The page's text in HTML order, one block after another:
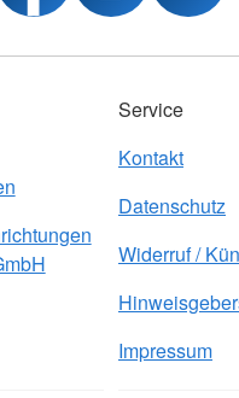
Service
Kontakt
Datenschutz
Widerruf /
Impressum